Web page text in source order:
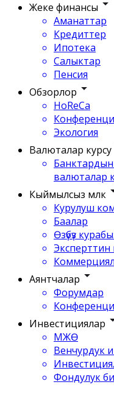
Жеке финансы
Аманаттар
Кредиттер
Ипотека
Салыктар
Пенсия
Обзорлор
HoReCa
Экология
Валюталар курсу
валюталар
Кыймылсыз мүлк
Курулуш
Баалар
Өзүбүз
Эксперттин
Аянтчалар
Форумдар
Инвестициялар
МЖӨ
Венчурдук
Фондулук